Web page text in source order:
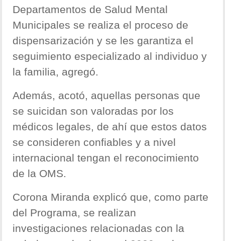
Departamentos de Salud Mental
Municipales se realiza el proceso de
dispensarización y se les garantiza el
seguimiento especializado al individuo y
la familia, agregó.
Además, acotó, aquellas personas que
se suicidan son valoradas por los
médicos legales, de ahí que estos datos
se consideren confiables y a nivel
internacional tengan el reconocimiento
de la OMS.
Corona Miranda explicó que, como parte
del Programa, se realizan
investigaciones relacionadas con la